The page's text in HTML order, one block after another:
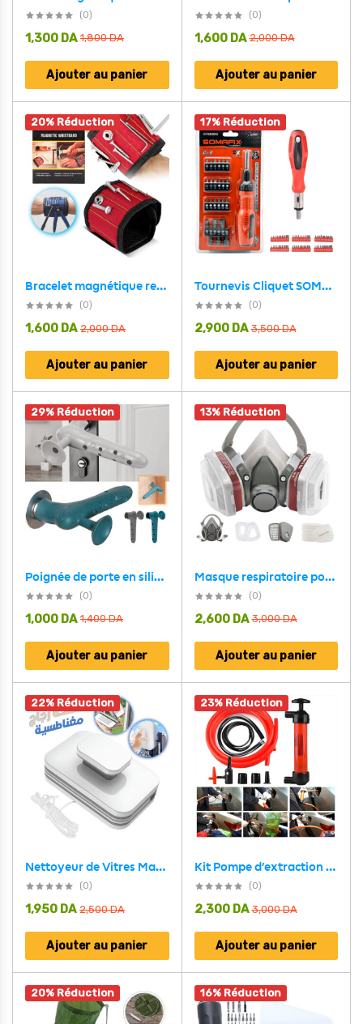
(0)
1,800DA
1,300 DA
Ajouter au panier
(0)
2,000DA
1,600 DA
Ajouter au panier
20% Réduction
Bracelet magnétique respirant et réglable ultra résistant pour maintenir les vis – حزام يد مغناطيسي لشد البراغي
(0)
2,000DA
1,600 DA
Ajouter au panier
17% Réduction
Tournevis Cliquet SOMAFIX SFX5358 Coffret 25 Pièces en Acier Cr-V – مطقم مفك براغي من 25 قطعة
(0)
3,500DA
2,900 DA
Ajouter au panier
29% Réduction
Poignée de porte en silicone avec ventouse pour absorber le choc 1Pcs – مقبض من سيليكون لحماية الحائط
(0)
1,400DA
1,000 DA
Ajouter au panier
13% Réduction
Masque respiratoire pour enlever la peinture au plomb – قناع تنفس للحرفيين
(0)
3,000DA
2,600 DA
Ajouter au panier
22% Réduction
Nettoyeur de Vitres Magnétique Double Face avec Corde Antichute – ممسحة زجاج مغناطسية
(0)
2,500DA
1,950 DA
Ajouter au panier
23% Réduction
Kit Pompe d’extraction d’huile Manuel Multifonctionnelle – مضخة زيوت يدوية
(0)
3,000DA
2,300 DA
Ajouter au panier
20% Réduction 16% Réduction